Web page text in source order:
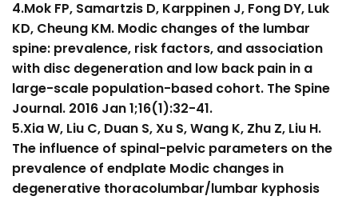
4.Mok FP, Samartzis D, Karppinen J, Fong DY, Luk
KD, Cheung KM. Modic changes of the lumbar
spine: prevalence, risk factors, and association
with disc degeneration and low back pain in a
large-scale population-based cohort. The Spine
Journal. 2016 Jan 1;16(1):32-41.
5.Xia W, Liu C, Duan S, Xu S, Wang K, Zhu Z, Liu H.
The influence of spinal-pelvic parameters on the
prevalence of endplate Modic changes in
degenerative thoracolumbar/lumbar kyphosis